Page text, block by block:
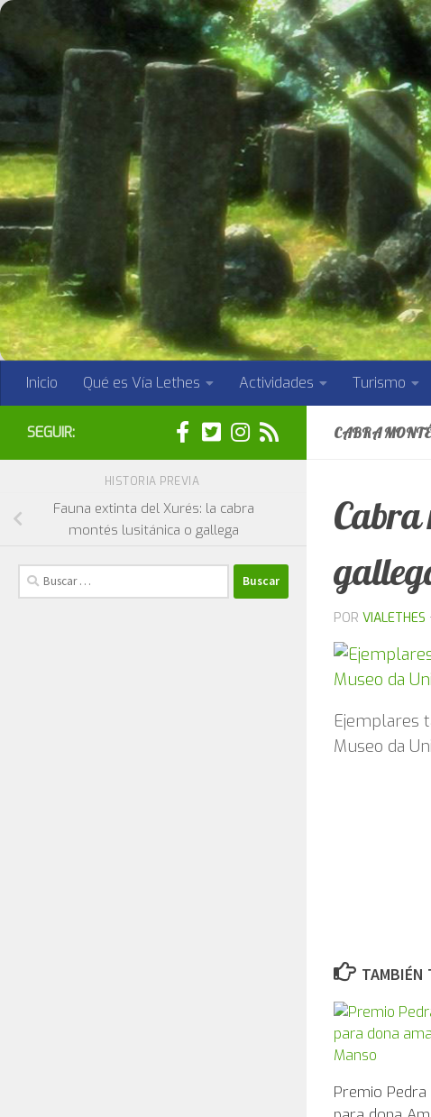
Saltar al contenido
Inicio Qué es Vía Lethes Actividades Turismo
CABRA
POR VIALETHES
Ejemplares
Museo da
TAMBIÉN
Premio
SEGUIR:
HISTORIA PREVIA
Fauna extinta del Xurés: la cabra
montés lusitánica o gallega
Buscar: